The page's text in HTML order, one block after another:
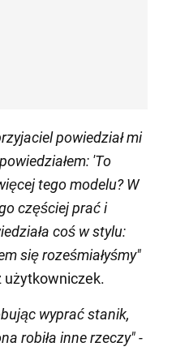
powiedział mi
'To
tego modelu? W
częściej prać i
coś w stylu:
się roześmiałyśmy"
użytkowniczek.
wyprać stanik,
robiła inne rzeczy" -